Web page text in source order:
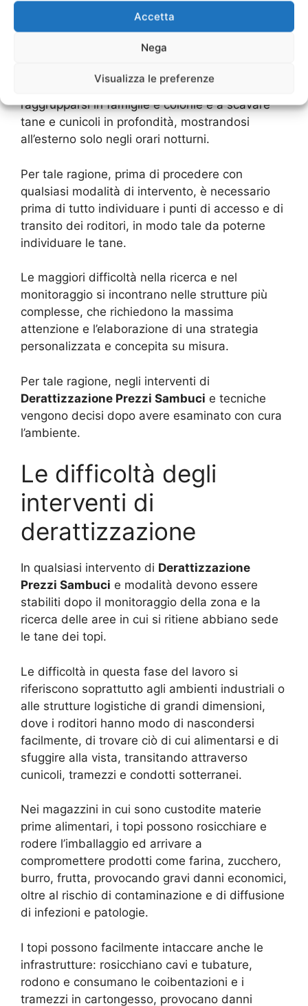
Accetta
Nega
Visualizza le preferenze
e discariche, che offrono a questi animaletti
un’ottima fonte di sostentamento. Per
sopravvivere, i topi richiedono pochissime
risorse, inoltre si adattano con estrema facilità
ad ambienti e temperature diverse, tendono a
raggrupparsi in famiglie e colonie e a scavare
tane e cunicoli in profondità, mostrandosi
all’esterno solo negli orari notturni.
Per tale ragione, prima di procedere con
qualsiasi modalità di intervento, è necessario
prima di tutto individuare i punti di accesso e di
transito dei roditori, in modo tale da poterne
individuare le tane.
Le maggiori difficoltà nella ricerca e nel
monitoraggio si incontrano nelle strutture più
complesse, che richiedono la massima
attenzione e l’elaborazione di una strategia
personalizzata e concepita su misura.
Per tale ragione, negli interventi di
Derattizzazione Prezzi Sambuci e tecniche
vengono decisi dopo avere esaminato con cura
l’ambiente.
Le difficoltà degli
interventi di
derattizzazione
In qualsiasi intervento di Derattizzazione
Prezzi Sambuci e modalità devono essere
stabiliti dopo il monitoraggio della zona e la
ricerca delle aree in cui si ritiene abbiano sede
le tane dei topi.
Le difficoltà in questa fase del lavoro si
riferiscono soprattutto agli ambienti industriali o
alle strutture logistiche di grandi dimensioni,
dove i roditori hanno modo di nascondersi
facilmente, di trovare ciò di cui alimentarsi e di
sfuggire alla vista, transitando attraverso
cunicoli, tramezzi e condotti sotterranei.
Nei magazzini in cui sono custodite materie
prime alimentari, i topi possono rosicchiare e
rodere l’imballaggio ed arrivare a
compromettere prodotti come farina, zucchero,
burro, frutta, provocando gravi danni economici,
oltre al rischio di contaminazione e di diffusione
di infezioni e patologie.
I topi possono facilmente intaccare anche le
infrastrutture: rosicchiano cavi e tubature,
rodono e consumano le coibentazioni e i
tramezzi in cartongesso, provocano danni